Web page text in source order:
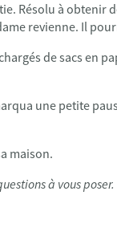
Résolu à obtenir
revienne. Il
de sacs en
une petite
maison.
à vous poser.